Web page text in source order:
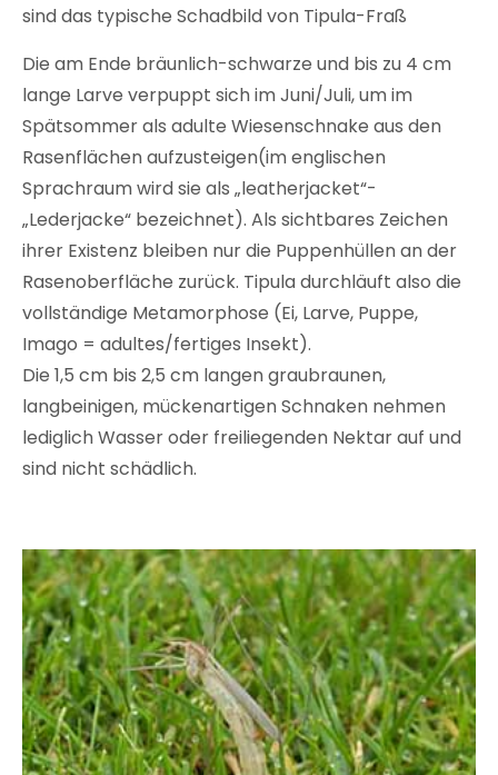
sind das typische Schadbild von Tipula-Fraß
Die am Ende bräunlich-schwarze und bis zu 4 cm
lange Larve verpuppt sich im Juni/Juli, um im
Spätsommer als adulte Wiesenschnake aus den
Rasenflächen aufzusteigen(im englischen
Sprachraum wird sie als „leatherjacket“-
„Lederjacke“ bezeichnet). Als sichtbares Zeichen
ihrer Existenz bleiben nur die Puppenhüllen an der
Rasenoberfläche zurück. Tipula durchläuft also die
vollständige Metamorphose (Ei, Larve, Puppe,
Imago = adultes/fertiges Insekt).
Die 1,5 cm bis 2,5 cm langen graubraunen,
langbeinigen, mückenartigen Schnaken nehmen
lediglich Wasser oder freiliegenden Nektar auf und
sind nicht schädlich.